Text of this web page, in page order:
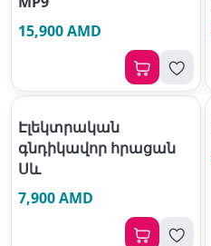
15,900 AMD
Էլեկտրական
գնդիկավոր հրացան
Սև
7,900 AMD